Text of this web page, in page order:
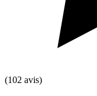
(102 avis)